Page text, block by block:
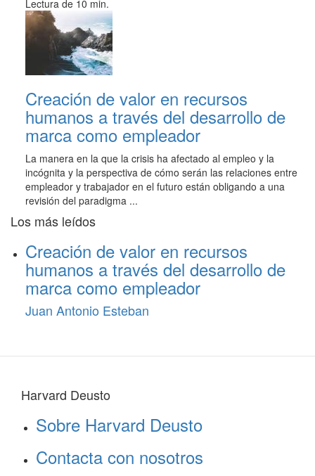
Lectura de 10 min.
Creación de valor en recursos
humanos a través del desarrollo de
marca como empleador
La manera en la que la crisis ha afectado al empleo y la
incógnita y la perspectiva de cómo serán las relaciones entre
empleador y trabajador en el futuro están obligando a una
revisión del paradigma ...
Los más leídos
Creación de valor en recursos
humanos a través del desarrollo de
marca como empleador
Juan Antonio Esteban
Harvard Deusto
Sobre Harvard Deusto
Contacta con nosotros